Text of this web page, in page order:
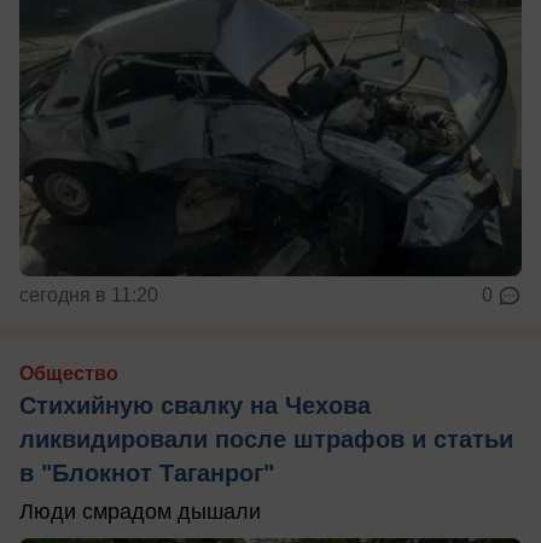
сегодня в 11:20 0
Общество
Стихийную свалку на Чехова
ликвидировали после штрафов и статьи
в "Блокнот Таганрог"
Люди смрадом дышали